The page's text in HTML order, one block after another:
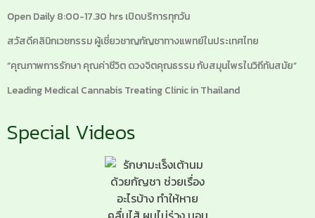
Open Daily 8:00-17.30 hrs เปิดบริการทุกวัน
สวัสดีคลินิกเวชกรรม ผู้เชี่ยวชาญกัญชาทางแพทย์ในประเทศไทย
“คุณภาพการรักษา คุณค่าชีวิต ดวงจิตคุณธรรม กับสมุนไพรในวิถีทันสมัย”
Leading Medical Cannabis Treating Clinic in Thailand
Special Videos